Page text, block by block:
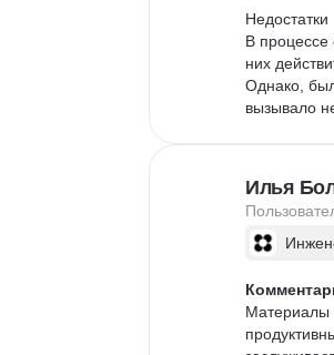
Недостатки
В процессе
них
Однако,
вызывало
Другие
На
возникали,
Отдельно
Илья
Материалы